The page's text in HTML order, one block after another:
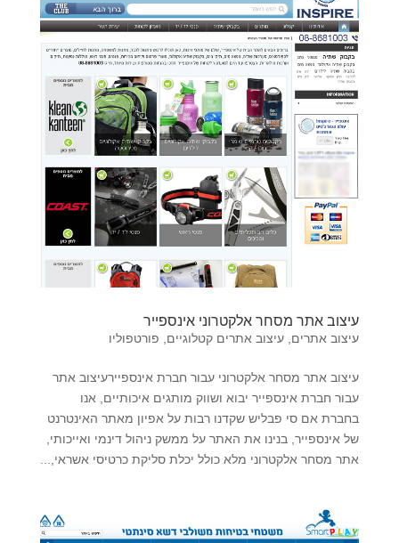
עיצוב אתר מסחר אלקטרוני אינספייר
עיצוב אתרים, עיצוב אתרים קטלוגיים, פורטפוליו
עיצוב אתר מסחר אלקטרוני עבור חברת אינספיירעיצוב אתר
עבור חברת אינספייר יבוא ושווק מותגים איכותיים, אנו
בחברת אם סי פבליש שקדנו רבות על אפיון מאתר האינטרנט
של אינספייר, בנינו את האתר על ממשק ניהול דינמי ואייכותי,
אתר מסחר אלקטרוני מלא כולל יכלת סליקת כרטיסי אשראי,...